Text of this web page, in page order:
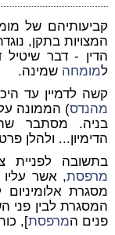
קביעותיהם של
המצויות בתקן,
הדין - דבר
למומחה שמינה.
קשה לדמיין עד
מהנדס) הממונה על
בניה. מסתבר
הדימיון... ולהלן
בתשובה לפניית
מרפסת, אשר עליו
מסגרת
המסגרת לבין פני
פנים המרפסת],